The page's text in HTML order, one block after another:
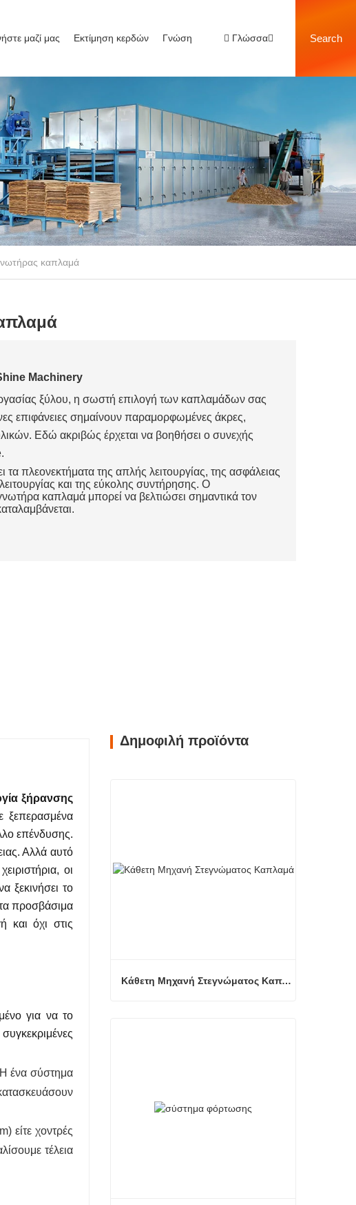
μαζί μας Εκτίμηση κερδών Γνώση Γλώσσα Search
καπλαμά
Machinery
ξύλου, η σωστή επιλογή των καπλαμάδων σας
επιφάνειες σημαίνουν παραμορφωμένες άκρες,
Εδώ ακριβώς έρχεται να βοηθήσει ο συνεχής
πλεονεκτήματα της απλής λειτουργίας, της ασφάλειας
και της εύκολης συντήρησης. Ο
καπλαμά μπορεί να βελτιώσει σημαντικά τον
ξήρανσης
ξεπερασμένα
επένδυσης.
Αλλά αυτό
οι
ξεκινήσει το
προσβάσιμα
και όχι στις
για να το
Ή ένα σύστημα
είτε χοντρές
τέλεια
Δημοφιλή προϊόντα
Κάθετη Μηχανή Στεγνώματος Καπλαμά